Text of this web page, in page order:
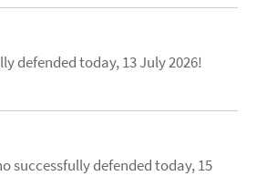
defended today, 13 July 2026!
successfully defended today, 15